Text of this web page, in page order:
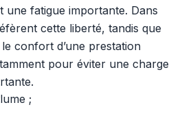
une fatigue importante. Dans
cette liberté, tandis que
confort d’une prestation
pour éviter une charge
;